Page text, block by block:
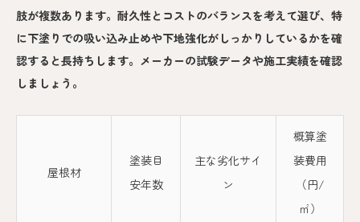
肢が複数あります。耐久性とコストのバランスを考えて選び、特
に下塗りでの吸い込み止めや下地強化がしっかりしているかを確
認すると長持ちします。メーカーの試験データや施工実績を確認
しましょう。
屋根材
塗装目
安年数
主な劣化サイ
ン
概算塗
装費用
（円/
㎡）